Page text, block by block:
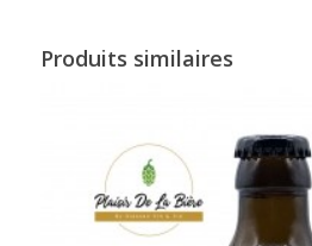
Produits similaires